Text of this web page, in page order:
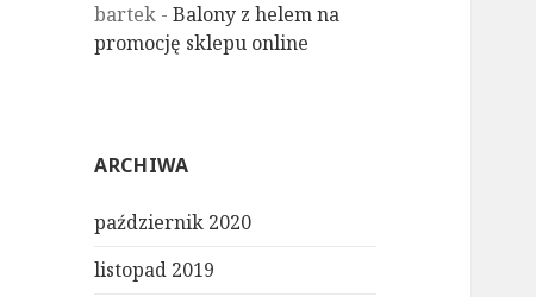
bartek -Balony z helem na
promocję sklepu online
ARCHIWA
październik 2020
listopad 2019